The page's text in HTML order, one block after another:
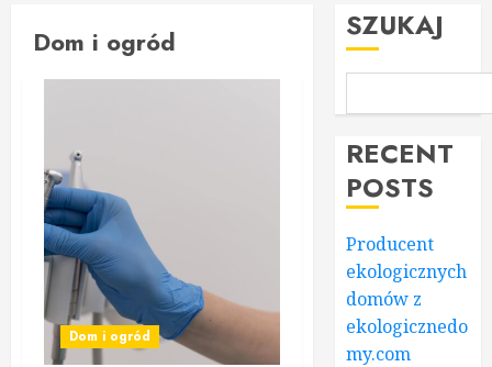
Dom i ogród
Dom i ogród
SZUKAJ
RECENT
POSTS
Producent
ekologicznych
domów z
ekologicznedo
my.com